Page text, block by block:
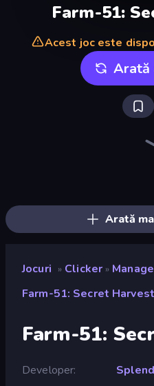
Farm-51:
Acest joc este
Arată
Arată
Jocuri » Clicker »
Farm-51: Secret Harvest
Farm-51:
Developer